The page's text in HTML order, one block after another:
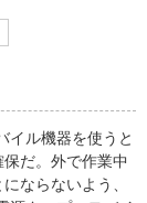
イル機器を使うと
だ。外で作業中
ならないよう、